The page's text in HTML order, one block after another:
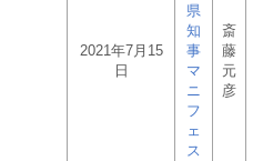
2021年7月15
日
県
知
事
マ
ニ
フ
ェ
ス
斎
藤
元
彦